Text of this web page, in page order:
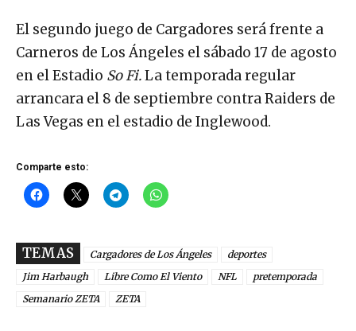
El segundo juego de Cargadores será frente a
Carneros de Los Ángeles el sábado 17 de agosto
en el Estadio So Fi.La temporada regular
arrancara el 8 de septiembre contra Raiders de
Las Vegas en el estadio de Inglewood.
Comparte esto:
TEMAS Cargadores de Los Ángeles
deportes
Jim Harbaugh
Libre Como El Viento NFL
pretemporada
Semanario ZETA
ZETA